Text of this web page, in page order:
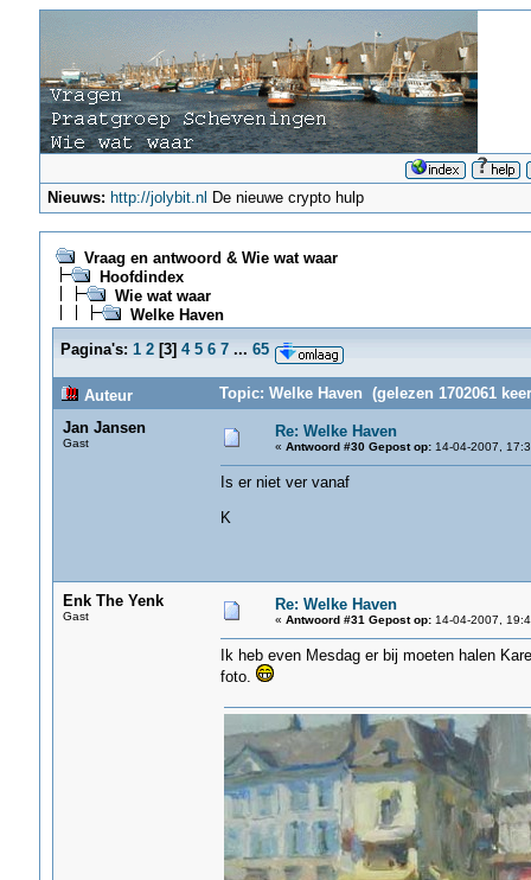
Nieuws: http://jolybit.nl De nieuwe crypto hulp
Vraag en antwoord & Wie wat waar
Hoofdindex
Wie wat waar
Welke Haven
Pagina's: 1 2[3] 4 5 6 7 ... 65
Auteur
Topic: Welke Haven (gelezen 1702061
Jan Jansen
Gast
Re: Welke Haven
« Antwoord #30 Gepost op:14-04-2007,
Is er niet ver vanaf
K
Enk The Yenk
Gast
Re: Welke Haven
« Antwoord #31 Gepost op:14-04-2007,
Ik heb even Mesdag er bij moeten halen
foto.